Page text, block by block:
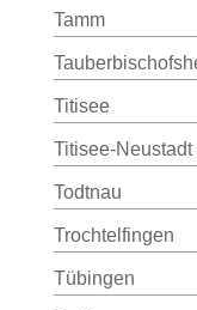
Tamm
Titisee
Titisee-Neustadt
Todtnau
Trochtelfingen
Tübingen